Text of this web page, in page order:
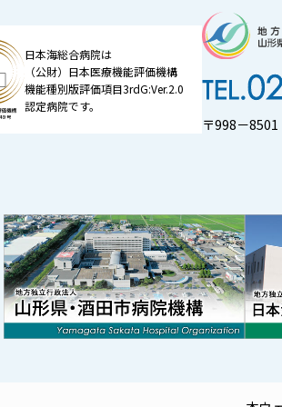
〒998－
日本海総合病院は
（公財）日本医療機能評価機構
機能種別版評価項目3rdG:Ver.2.0
認定病院です。